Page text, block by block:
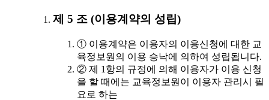
제 5 조 (이용계약의 성립)
① 이용계약은 이용자의 이용신청에 대한 교
육정보원의 이용 승낙에 의하여 성립됩니다.
② 제 1항의 규정에 의해 이용자가 이용 신청
을 할 때에는 교육정보원이 이용자 관리시 필
요로 하는